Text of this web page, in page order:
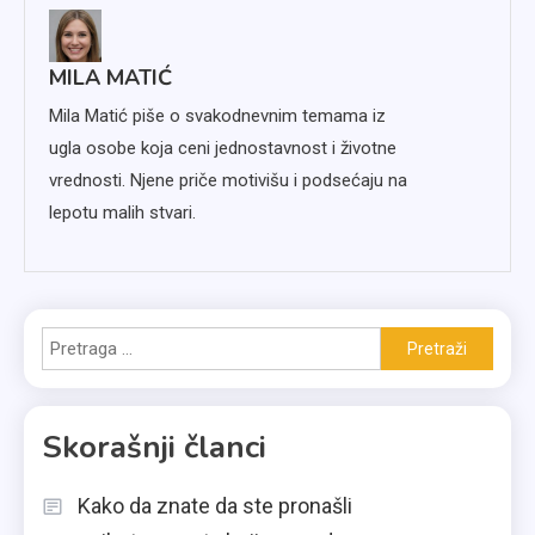
MILA MATIĆ
Mila Matić piše o svakodnevnim temama iz
ugla osobe koja ceni jednostavnost i životne
vrednosti. Njene priče motivišu i podsećaju na
lepotu malih stvari.
Pretraga
za:
Skorašnji članci
Kako da znate da ste pronašli